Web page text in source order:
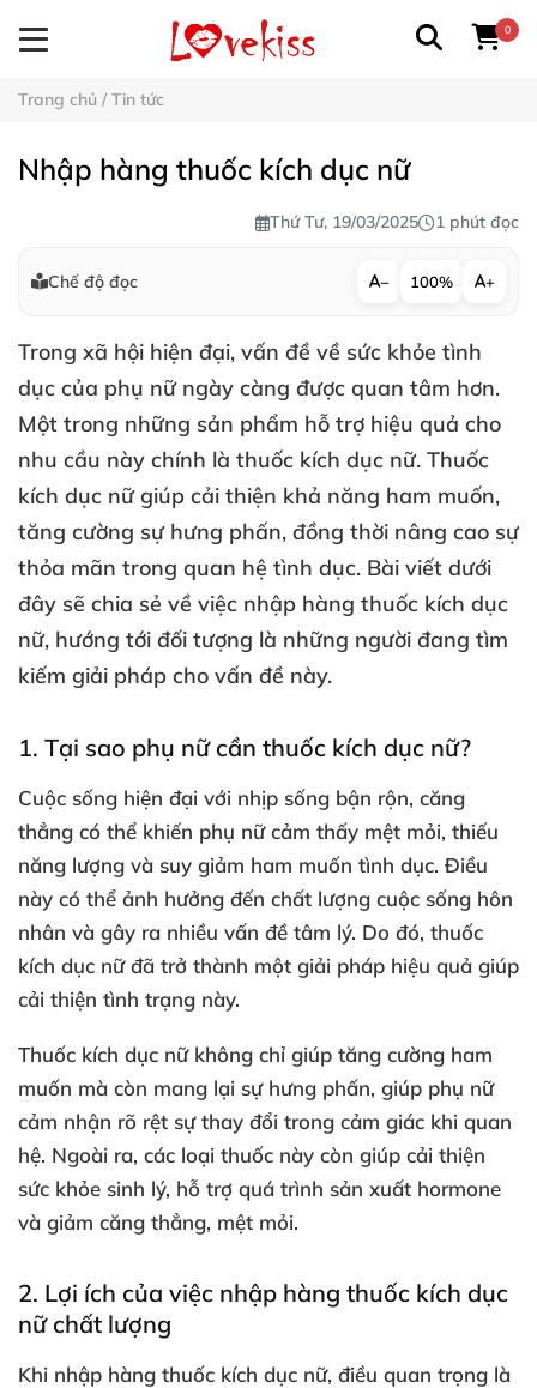
0
Trang chủ / Tin tức
Nhập hàng thuốc kích dục nữ
Thứ Tư, 19/03/2025 1 phút đọc
Chế độ đọc − 100% +
Trong xã hội hiện đại, vấn đề về sức khỏe tình
dục của phụ nữ ngày càng được quan tâm hơn.
Một trong những sản phẩm hỗ trợ hiệu quả cho
nhu cầu này chính là thuốc kích dục nữ. Thuốc
kích dục nữ giúp cải thiện khả năng ham muốn,
tăng cường sự hưng phấn, đồng thời nâng cao sự
thỏa mãn trong quan hệ tình dục. Bài viết dưới
đây sẽ chia sẻ về việc nhập hàng thuốc kích dục
nữ, hướng tới đối tượng là những người đang tìm
kiếm giải pháp cho vấn đề này.
1. Tại sao phụ nữ cần thuốc kích dục nữ?
Cuộc sống hiện đại với nhịp sống bận rộn, căng
thẳng có thể khiến phụ nữ cảm thấy mệt mỏi, thiếu
năng lượng và suy giảm ham muốn tình dục. Điều
này có thể ảnh hưởng đến chất lượng cuộc sống hôn
nhân và gây ra nhiều vấn đề tâm lý. Do đó, thuốc
kích dục nữ đã trở thành một giải pháp hiệu quả giúp
cải thiện tình trạng này.
Thuốc kích dục nữ không chỉ giúp tăng cường ham
muốn mà còn mang lại sự hưng phấn, giúp phụ nữ
cảm nhận rõ rệt sự thay đổi trong cảm giác khi quan
hệ. Ngoài ra, các loại thuốc này còn giúp cải thiện
sức khỏe sinh lý, hỗ trợ quá trình sản xuất hormone
và giảm căng thẳng, mệt mỏi.
2. Lợi ích của việc nhập hàng thuốc kích dục
nữ chất lượng
Khi nhập hàng thuốc kích dục nữ, điều quan trọng là